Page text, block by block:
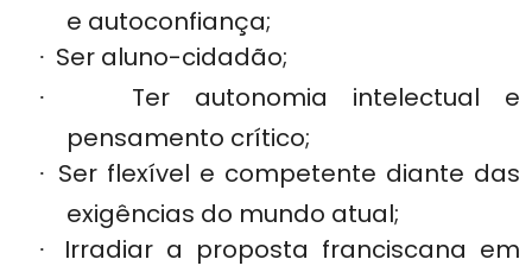
e autoconfiança;
· Ser aluno-cidadão;
·
Ter autonomia intelectual e
pensamento crítico;
· Ser flexível e competente diante das
exigências do mundo atual;
·
Irradiar a proposta franciscana em